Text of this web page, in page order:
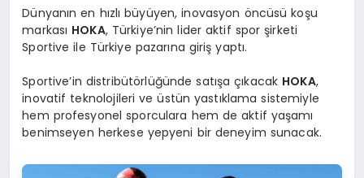
Dünyanın en hızlı büyüyen, inovasyon öncüsü koşu
markası HOKA, Türkiye’nin lider aktif spor şirketi
Sportive ile Türkiye pazarına giriş yaptı.
Sportive’in distribütörlüğünde satışa çıkacak HOKA,
inovatif teknolojileri ve üstün yastıklama sistemiyle
hem profesyonel sporculara hem de aktif yaşamı
benimseyen herkese yepyeni bir deneyim sunacak.